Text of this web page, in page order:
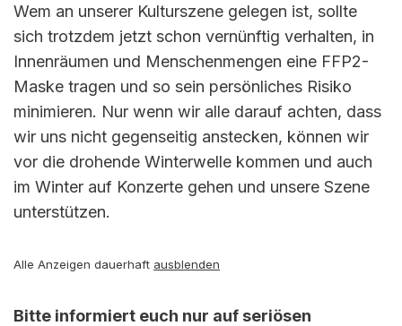
Wem an unserer Kulturszene gelegen ist, sollte
sich trotzdem jetzt schon vernünftig verhalten, in
Innenräumen und Menschenmengen eine FFP2-
Maske tragen und so sein persönliches Risiko
minimieren. Nur wenn wir alle darauf achten, dass
wir uns nicht gegenseitig anstecken, können wir
vor die drohende Winterwelle kommen und auch
im Winter auf Konzerte gehen und unsere Szene
unterstützen.
Alle Anzeigen dauerhaft ausblenden
Bitte informiert euch nur auf seriösen